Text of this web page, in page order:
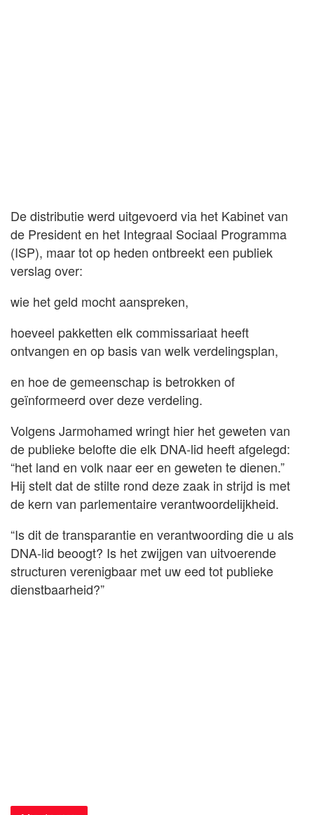
De distributie werd uitgevoerd via het Kabinet van
de President en het Integraal Sociaal Programma
(ISP), maar tot op heden ontbreekt een publiek
verslag over:
wie het geld mocht aanspreken,
hoeveel pakketten elk commissariaat heeft
ontvangen en op basis van welk verdelingsplan,
en hoe de gemeenschap is betrokken of
geïnformeerd over deze verdeling.
Volgens Jarmohamed wringt hier het geweten van
de publieke belofte die elk DNA-lid heeft afgelegd:
“het land en volk naar eer en geweten te dienen.”
Hij stelt dat de stilte rond deze zaak in strijd is met
de kern van parlementaire verantwoordelijkheid.
“Is dit de transparantie en verantwoording die u als
DNA-lid beoogt? Is het zwijgen van uitvoerende
structuren verenigbaar met uw eed tot publieke
dienstbaarheid?”